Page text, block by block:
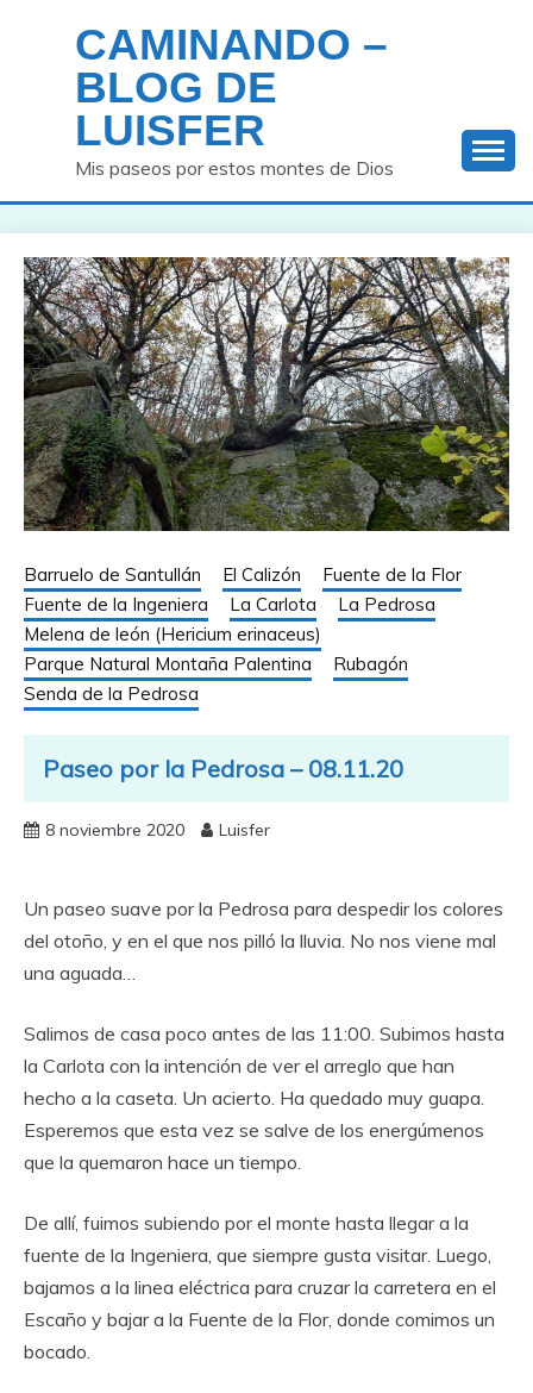
contenido
CAMINANDO –
BLOG DE
LUISFER
Mis paseos por estos montes de Dios
Barruelo de Santullán El Calizón
Fuente de la Flor
Fuente de la Ingeniera
La Carlota
La Pedrosa
Melena de león (Hericium erinaceus)
Parque Natural Montaña Palentina
Rubagón
Senda de la Pedrosa
Paseo por la Pedrosa – 08.11.20
8 noviembre 2020 Luisfer
Un paseo suave por la Pedrosa para despedir los colores
del otoño, y en el que nos pilló la lluvia. No nos viene mal
una aguada…
Salimos de casa poco antes de las 11:00. Subimos hasta
la Carlota con la intención de ver el arreglo que han
hecho a la caseta. Un acierto. Ha quedado muy guapa.
Esperemos que esta vez se salve de los energúmenos
que la quemaron hace un tiempo.
De allí, fuimos subiendo por el monte hasta llegar a la
fuente de la Ingeniera, que siempre gusta visitar. Luego,
bajamos a la linea eléctrica para cruzar la carretera en el
Escaño y bajar a la Fuente de la Flor, donde comimos un
bocado.